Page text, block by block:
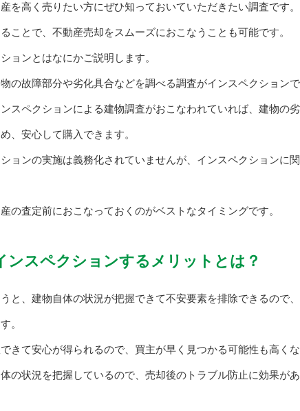
を高く売りたい方にぜひ知っておいていただきたい調査です。
ことで、不動産売却をスムーズにおこなうことも可能です。
ョンとはなにかご説明します。
の故障部分や劣化具合などを調べる調査がインスペクションで
スペクションによる建物調査がおこなわれていれば、建物の
、安心して購入できます。
ョンの実施は義務化されていませんが、インスペクションに
の査定前におこなっておくのがベストなタイミングです。
ンスペクションするメリットとは？
と、建物自体の状況が把握できて不安要素を排除できるので
。
きて安心が得られるので、買主が早く見つかる可能性も高くな
の状況を把握しているので、売却後のトラブル防止に効果が